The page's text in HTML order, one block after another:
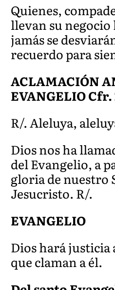
Quienes,
llevan su
jamás se
recuerdo para
ACLAMACIÓN
EVANGELIO Cfr.
R/. Aleluya,
Dios nos ha
del Evangelio, a
gloria de nuestro
Jesucristo. R/.
EVANGELIO
Dios hará justicia
que claman a él.